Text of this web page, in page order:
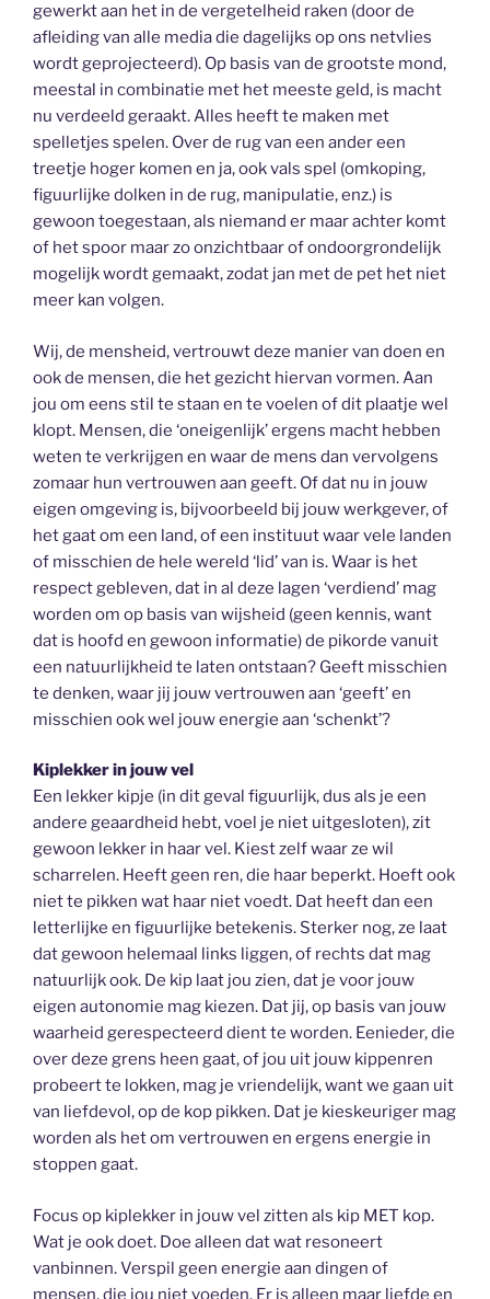
gewerkt aan het in de vergetelheid raken (door de
afleiding van alle media die dagelijks op ons netvlies
wordt geprojecteerd). Op basis van de grootste mond,
meestal in combinatie met het meeste geld, is macht
nu verdeeld geraakt. Alles heeft te maken met
spelletjes spelen. Over de rug van een ander een
treetje hoger komen en ja, ook vals spel (omkoping,
figuurlijke dolken in de rug, manipulatie, enz.) is
gewoon toegestaan, als niemand er maar achter komt
of het spoor maar zo onzichtbaar of ondoorgrondelijk
mogelijk wordt gemaakt, zodat jan met de pet het niet
meer kan volgen.
Wij, de mensheid, vertrouwt deze manier van doen en
ook de mensen, die het gezicht hiervan vormen. Aan
jou om eens stil te staan en te voelen of dit plaatje wel
klopt. Mensen, die ‘oneigenlijk’ ergens macht hebben
weten te verkrijgen en waar de mens dan vervolgens
zomaar hun vertrouwen aan geeft. Of dat nu in jouw
eigen omgeving is, bijvoorbeeld bij jouw werkgever, of
het gaat om een land, of een instituut waar vele landen
of misschien de hele wereld ‘lid’ van is. Waar is het
respect gebleven, dat in al deze lagen ‘verdiend’ mag
worden om op basis van wijsheid (geen kennis, want
dat is hoofd en gewoon informatie) de pikorde vanuit
een natuurlijkheid te laten ontstaan? Geeft misschien
te denken, waar jij jouw vertrouwen aan ‘geeft’ en
misschien ook wel jouw energie aan ‘schenkt’?
Kiplekker in jouw vel
Een lekker kipje (in dit geval figuurlijk, dus als je een
andere geaardheid hebt, voel je niet uitgesloten), zit
gewoon lekker in haar vel. Kiest zelf waar ze wil
scharrelen. Heeft geen ren, die haar beperkt. Hoeft ook
niet te pikken wat haar niet voedt. Dat heeft dan een
letterlijke en figuurlijke betekenis. Sterker nog, ze laat
dat gewoon helemaal links liggen, of rechts dat mag
natuurlijk ook. De kip laat jou zien, dat je voor jouw
eigen autonomie mag kiezen. Dat jij, op basis van jouw
waarheid gerespecteerd dient te worden. Eenieder, die
over deze grens heen gaat, of jou uit jouw kippenren
probeert te lokken, mag je vriendelijk, want we gaan uit
van liefdevol, op de kop pikken. Dat je kieskeuriger mag
worden als het om vertrouwen en ergens energie in
stoppen gaat.
Focus op kiplekker in jouw vel zitten als kip MET kop.
Wat je ook doet. Doe alleen dat wat resoneert
vanbinnen. Verspil geen energie aan dingen of
mensen, die jou niet voeden. Er is alleen maar liefde en